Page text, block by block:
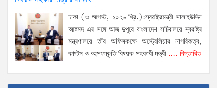
ঢাকা (৩ আগস্ট, ২০২৬ খ্রি.):স্বরাষ্ট্রমন্ত্রী সালাহউদ্দিন
আহমদ এর সঙ্গে আজ দুপুরে বাংলাদেশ সচিবালয়ে স্বরাষ্ট্র
মন্ত্রণালয়ে তাঁর অফিসকক্ষে অস্ট্রেলিয়ার নাগরিকত্ব,
কাস্টম ও বহুসংস্কৃতি বিষয়ক সহকারী মন্ত্রী .... বিস্তারিত